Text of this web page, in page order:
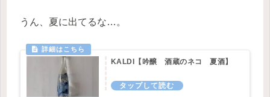
うん、夏に出てるな…。
KALDI【吟醸 酒蔵のネコ 夏酒】